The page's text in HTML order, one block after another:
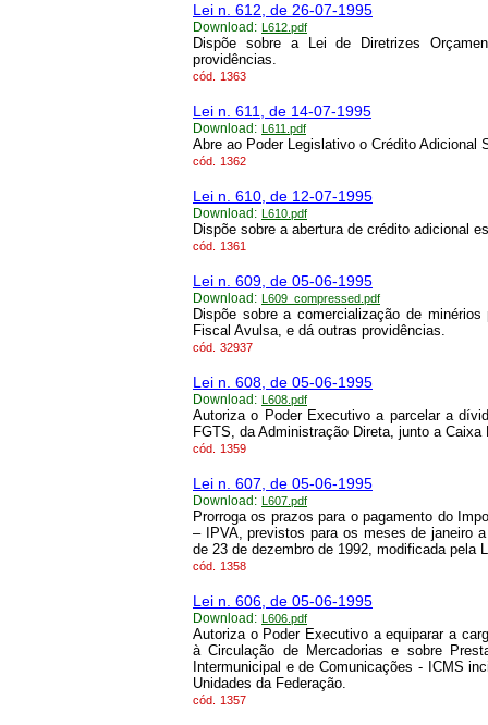
Lei n. 612, de 26-07-1995
Download: L612.pdf
Dispõe sobre a Lei de Diretrizes
providências.
cód. 1363
Lei n. 611, de 14-07-1995
Download: L611.pdf
Abre ao Poder Legislativo o Crédito Adicional
cód. 1362
Lei n. 610, de 12-07-1995
Download: L610.pdf
Dispõe sobre a abertura de crédito adicional
cód. 1361
Lei n. 609, de 05-06-1995
Download: L609_compressed.pdf
Dispõe sobre a comercialização de
Fiscal Avulsa, e dá outras providências.
cód. 32937
Lei n. 608, de 05-06-1995
Download: L608.pdf
Autoriza o Poder Executivo a parcelar a
FGTS, da Administração Direta, junto a
cód. 1359
Lei n. 607, de 05-06-1995
Download: L607.pdf
Prorroga os prazos para o pagamento do
– IPVA, previstos para os meses de janeiro
de 23 de dezembro de 1992, modificada pela
cód. 1358
Lei n. 606, de 05-06-1995
Download: L606.pdf
Autoriza o Poder Executivo a equiparar a
à Circulação de Mercadorias e sobre
Intermunicipal e de Comunicações - ICMS
Unidades da Federação.
cód. 1357